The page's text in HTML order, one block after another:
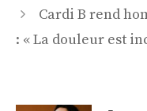
Cardi B rend
: « La douleur est